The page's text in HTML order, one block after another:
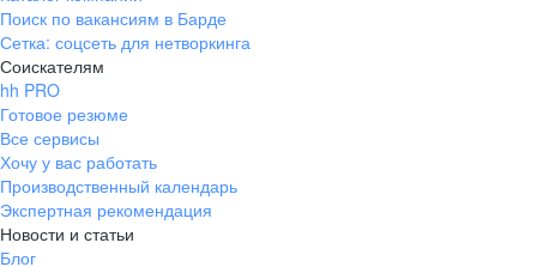
Поиск по вакансиям в Барде
Сетка: соцсеть для нетворкинга
Соискателям
hh PRO
Готовое резюме
Все сервисы
Хочу у вас работать
Производственный календарь
Экспертная рекомендация
Новости и статьи
Блог